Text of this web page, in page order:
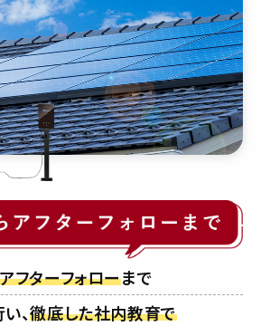
フターフォローまで
、徹底した社内教育で